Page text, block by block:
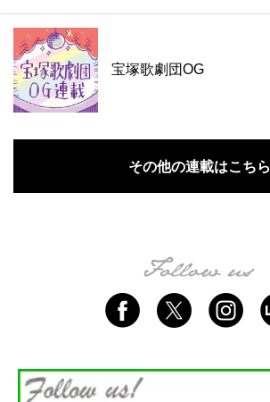
宝塚歌劇団OG
その他の連載はこちら